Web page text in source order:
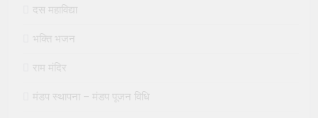
दस महाविद्या
भक्ति भजन
राम मंदिर
मंडप स्थापना – मंडप पूजन विधि